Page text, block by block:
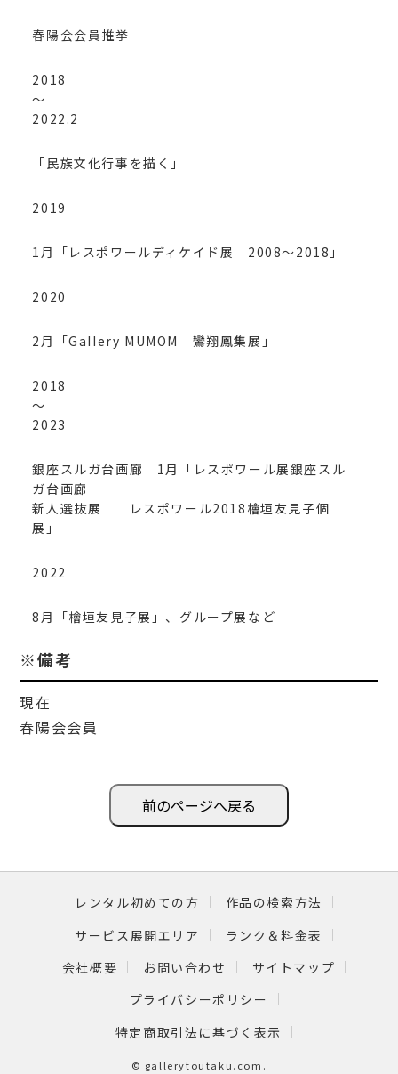
春陽会会員推挙
2018
～
2022.2
「民族文化行事を描く」
2019
1月「レスポワールディケイド展 2008～2018」
2020
2月「GaIIery MUMOM 鸞翔鳳集展」
2018
～
2023
銀座スルガ台画廊 1月「レスポワール展銀座スル
ガ台画廊
新人選抜展 レスポワール2018檜垣友見子個
展」
2022
8月「檜垣友見子展」、グループ展など
※備考
現在
春陽会会員
前のページへ戻る
レンタル初めての方
作品の検索方法
サービス展開エリア
ランク＆料金表
会社概要
お問い合わせ
サイトマップ
プライバシーポリシー
特定商取引法に基づく表示
© gallerytoutaku.com .